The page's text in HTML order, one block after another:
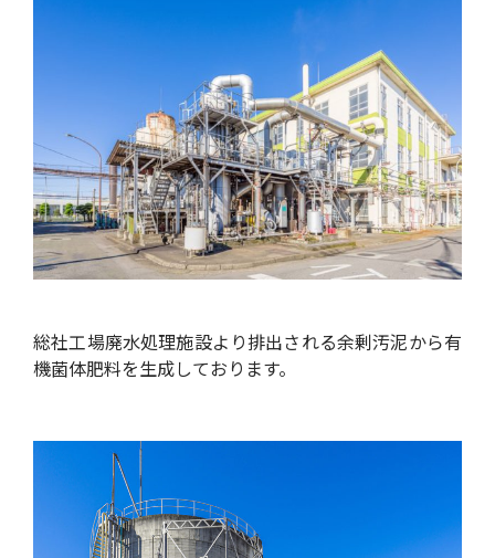
総社工場廃水処理施設より排出される余剰汚泥から有
機菌体肥料を生成しております。